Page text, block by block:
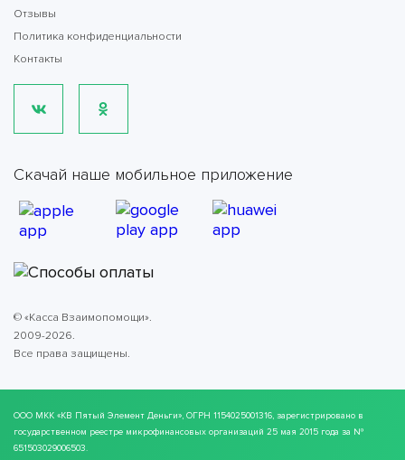
Отзывы
Политика конфиденциальности
Контакты
Скачай наше мобильное приложение
© «Касса Взаимопомощи».
2009-2026.
Все права защищены.
ООО МКК «КВ Пятый Элемент Деньги», ОГРН 1154025001316, зарегистрировано в
государственном реестре микрофинансовых организаций 25 мая 2015 года за №
651503029006503.